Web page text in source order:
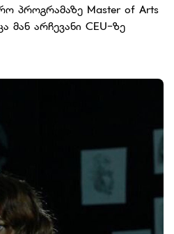
პროგრამაზე Master of Arts
მან არჩევანი CEU-ზე